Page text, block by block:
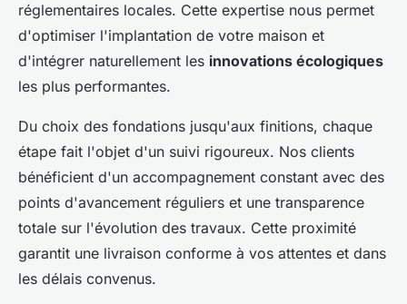
réglementaires locales. Cette expertise nous permet
d'optimiser l'implantation de votre maison et
d'intégrer naturellement les innovations écologiques
les plus performantes.
Du choix des fondations jusqu'aux finitions, chaque
étape fait l'objet d'un suivi rigoureux. Nos clients
bénéficient d'un accompagnement constant avec des
points d'avancement réguliers et une transparence
totale sur l'évolution des travaux. Cette proximité
garantit une livraison conforme à vos attentes et dans
les délais convenus.